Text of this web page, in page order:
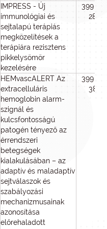
IMPRESS - Új
immunológiai és
sejtalapú terápiás
megközelítések a
terápiára rezisztens
pikkelysömör
kezelésére
399
287
HEMvascALERT Az
extracelluláris
hemoglobin alarm-
szignál és
kulcsfontosságú
patogén tényező az
érrendszeri
betegségek
kialakulásában – az
adaptív és maladaptív
sejtválaszok és
szabályozási
mechanizmusainak
azonosítása
előrehaladott
399
384